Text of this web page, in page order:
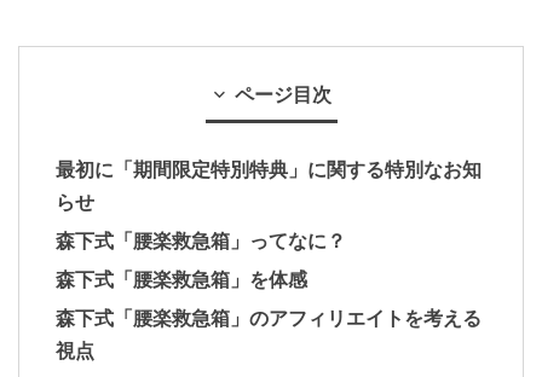
ページ目次
最初に「期間限定特別特典」に関する特別なお知
らせ
森下式「腰楽救急箱」ってなに？
森下式「腰楽救急箱」を体感
森下式「腰楽救急箱」のアフィリエイトを考える
視点